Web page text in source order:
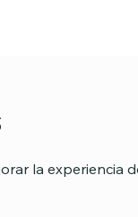
la experiencia